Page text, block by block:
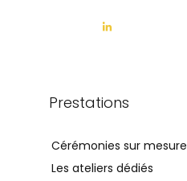
Prestations
Cérémonies sur mesure
Les ateliers dédiés